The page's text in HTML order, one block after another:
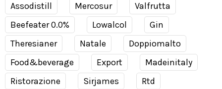
Assodistill
Mercosur
Valfrutta
Beefeater 0.0%
Lowalcol
Gin
Theresianer
Natale
Doppiomalto
Food&beverage
Export
Madeinitaly
Ristorazione
Sirjames
Rtd